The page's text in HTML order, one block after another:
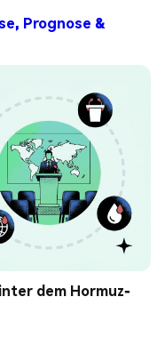
Prognose &
dem Hormuz-